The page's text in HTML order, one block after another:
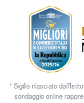
* Sigillo rilasciato
sondaggio online